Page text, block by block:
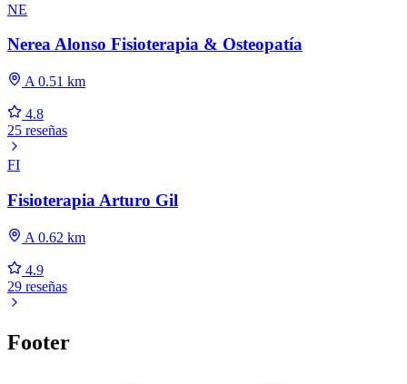
NE
Nerea Alonso Fisioterapia & Osteopatía
A 0.51 km
4.8
25 reseñas
FI
Fisioterapia Arturo Gil
A 0.62 km
4.9
29 reseñas
Footer